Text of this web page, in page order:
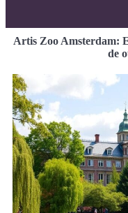
Artis Zoo Amsterdam:
de